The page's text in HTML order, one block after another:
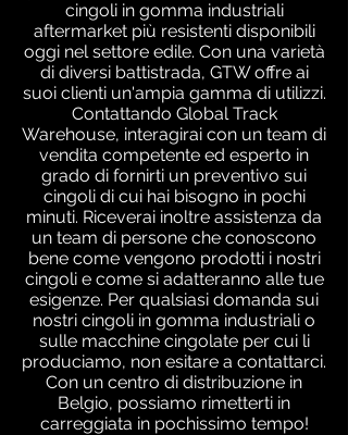
cingoli in gomma industriali
aftermarket più resistenti disponibili
oggi nel settore edile. Con una varietà
di diversi battistrada, GTW offre ai
suoi clienti un'ampia gamma di utilizzi.
Contattando Global Track
Warehouse, interagirai con un team di
vendita competente ed esperto in
grado di fornirti un preventivo sui
cingoli di cui hai bisogno in pochi
minuti. Riceverai inoltre assistenza da
un team di persone che conoscono
bene come vengono prodotti i nostri
cingoli e come si adatteranno alle tue
esigenze. Per qualsiasi domanda sui
nostri cingoli in gomma industriali o
sulle macchine cingolate per cui li
produciamo, non esitare a contattarci.
Con un centro di distribuzione in
Belgio, possiamo rimetterti in
carreggiata in pochissimo tempo!